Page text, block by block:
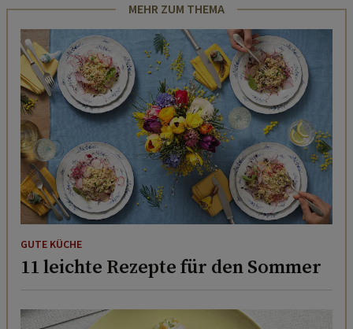
MEHR ZUM THEMA
GUTE KÜCHE
11 leichte Rezepte für den Sommer